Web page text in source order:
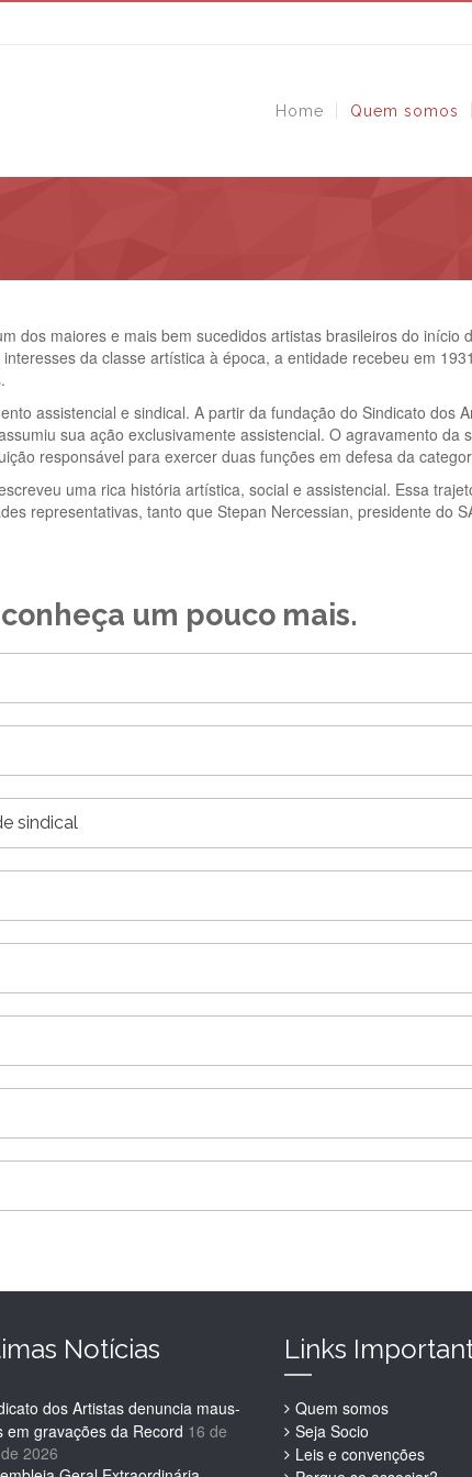
Home Quem somos
dos maiores e mais bem sucedidos artistas brasileiros do início
da classe artística à época, a entidade recebeu em
assistencial e sindical. A partir da fundação do Sindicato dos
sua ação exclusivamente assistencial. O agravamento
responsável para exercer duas funções em defesa da
uma rica história artística, social e assistencial. Essa
representativas, tanto que Stepan Nercessian, presidente do
um pouco mais.
sindical
Notícias
dos Artistas denuncia maus-
em gravações da Record 16 de
2026
Links
Quem somos
Seja Socio
Leis e convenções